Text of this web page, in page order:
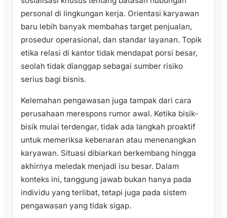
personal di lingkungan kerja. Orientasi karyawan
baru lebih banyak membahas target penjualan,
prosedur operasional, dan standar layanan. Topik
etika relasi di kantor tidak mendapat porsi besar,
seolah tidak dianggap sebagai sumber risiko
serius bagi bisnis.
Kelemahan pengawasan juga tampak dari cara
perusahaan merespons rumor awal. Ketika bisik-
bisik mulai terdengar, tidak ada langkah proaktif
untuk memeriksa kebenaran atau menenangkan
karyawan. Situasi dibiarkan berkembang hingga
akhirnya meledak menjadi isu besar. Dalam
konteks ini, tanggung jawab bukan hanya pada
individu yang terlibat, tetapi juga pada sistem
pengawasan yang tidak sigap.